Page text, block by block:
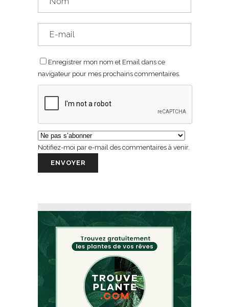
Enregistrer mon nom et Email dans ce
navigateur pour mes prochains commentaires.
Notifiez-moi par e-mail des commentaires à venir.